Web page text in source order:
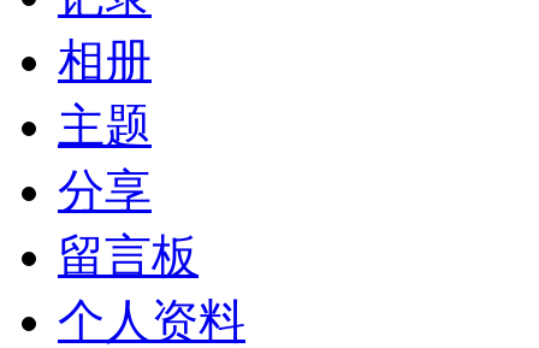
相册
主题
分享
留言板
个人资料